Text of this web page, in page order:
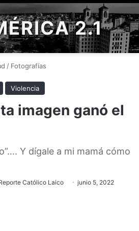
2.1
/ Fotografías
Violencia
imagen ganó el
Y dígale a mi mamá cómo
Católico Laico junio 5, 2022